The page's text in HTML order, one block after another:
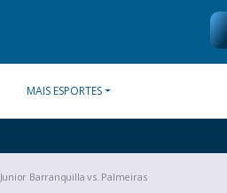
MAIS ESPORTES
Junior Barranquilla vs. Palmeiras